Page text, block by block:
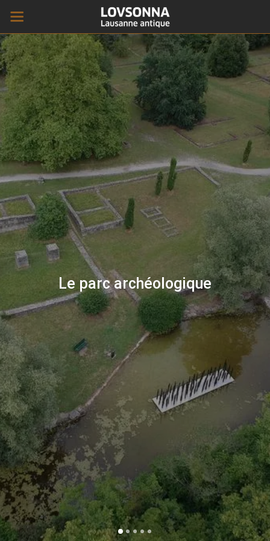
Le parc archéologique